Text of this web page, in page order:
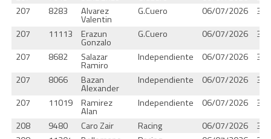
207
8283 Alvarez
Valentin
G.Cuero 06/07/2026
207
11113 Erazun
Gonzalo
G.Cuero 06/07/2026
207
8682 Salazar
Ramiro
Independiente 06/07/2026
207
8066 Bazan
Alexander
Independiente 06/07/2026
207
11019 Ramirez
Alan
Independiente 06/07/2026
208
9480 Caro Zair Racing 06/07/2026